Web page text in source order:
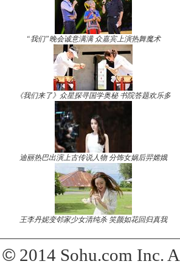
“我们”晚会诚意满满 众嘉宾上演热舞魔术
《我们来了》众星探寻国学奥秘 书院答题欢乐多
迪丽热巴出演上古传说人物 分饰女娲后羿嫦娥
王李丹妮变邻家少女清纯杀 笑颜如花回归真我
©2014 Sohu.com Inc.